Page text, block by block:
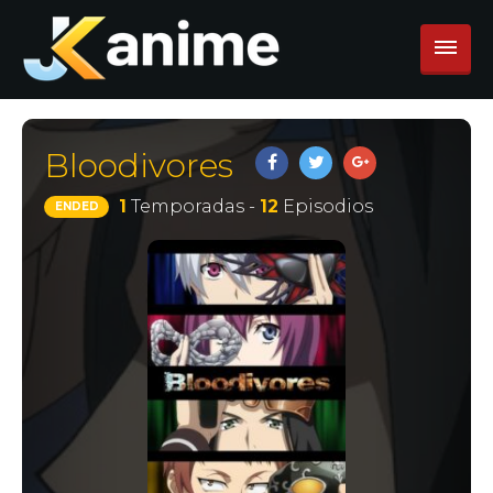
Bloodivores
ENDED 1 Temporadas - 12 Episodios